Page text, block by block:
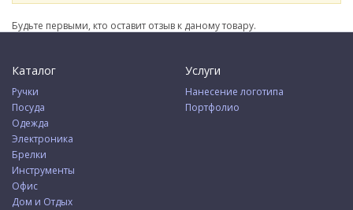
Будьте первыми, кто оставит отзыв к даному товару.
Каталог
Ручки
Посуда
Одежда
Электроника
Брелки
Инструменты
Офис
Дом и Отдых
Услуги
Нанесение логотипа
Портфолио